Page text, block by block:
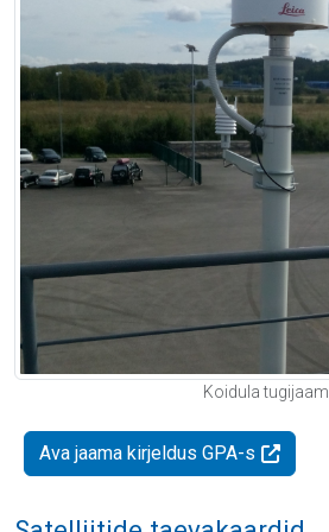
Koidula tugijaam
Ava jaama kirjeldus GPA-s